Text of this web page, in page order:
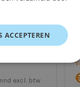
excl. btw
ACCEPTEREN